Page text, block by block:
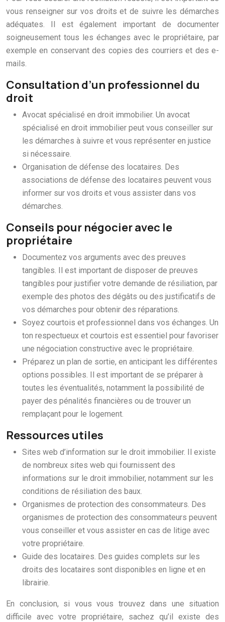
vous renseigner sur vos droits et de suivre les démarches
adéquates. Il est également important de documenter
soigneusement tous les échanges avec le propriétaire, par
exemple en conservant des copies des courriers et des e-
mails.
Consultation d’un professionnel du
droit
Avocat spécialisé en droit immobilier. Un avocat
spécialisé en droit immobilier peut vous conseiller sur
les démarches à suivre et vous représenter en justice
si nécessaire.
Organisation de défense des locataires. Des
associations de défense des locataires peuvent vous
informer sur vos droits et vous assister dans vos
démarches.
Conseils pour négocier avec le
propriétaire
Documentez vos arguments avec des preuves
tangibles. Il est important de disposer de preuves
tangibles pour justifier votre demande de résiliation, par
exemple des photos des dégâts ou des justificatifs de
vos démarches pour obtenir des réparations.
Soyez courtois et professionnel dans vos échanges. Un
ton respectueux et courtois est essentiel pour favoriser
une négociation constructive avec le propriétaire.
Préparez un plan de sortie, en anticipant les différentes
options possibles. Il est important de se préparer à
toutes les éventualités, notamment la possibilité de
payer des pénalités financières ou de trouver un
remplaçant pour le logement.
Ressources utiles
Sites web d’information sur le droit immobilier. Il existe
de nombreux sites web qui fournissent des
informations sur le droit immobilier, notamment sur les
conditions de résiliation des baux.
Organismes de protection des consommateurs. Des
organismes de protection des consommateurs peuvent
vous conseiller et vous assister en cas de litige avec
votre propriétaire.
Guide des locataires. Des guides complets sur les
droits des locataires sont disponibles en ligne et en
librairie.
En conclusion, si vous vous trouvez dans une situation
difficile avec votre propriétaire, sachez qu’il existe des